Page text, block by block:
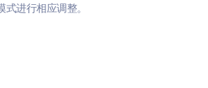
进行相应调整。